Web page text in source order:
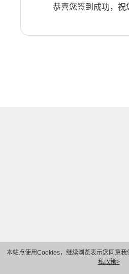
本站点使用Cookies，继续浏览表示您同意我
私政策>
恭喜您签到成功，祝